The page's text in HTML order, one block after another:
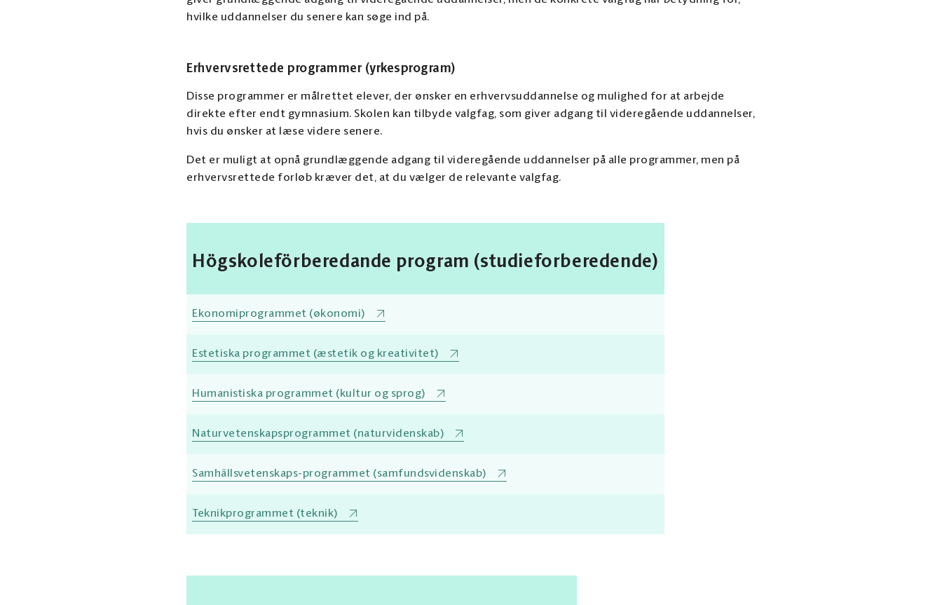
hvilke uddannelser du senere kan søge ind på.
Erhvervsrettede programmer (yrkesprogram)
Disse programmer er målrettet elever, der ønsker en erhvervsuddannelse og mulighed for at arbejde
direkte efter endt gymnasium. Skolen kan tilbyde valgfag, som giver adgang til videregående uddannelser,
hvis du ønsker at læse videre senere.
Det er muligt at opnå grundlæggende adgang til videregående uddannelser på alle programmer, men på
erhvervsrettede forløb kræver det, at du vælger de relevante valgfag.
Högskoleförberedande program (studieforberedende)
Ekonomiprogrammet (økonomi)
Estetiska programmet (æstetik og kreativitet)
Humanistiska programmet (kultur og sprog)
Naturvetenskapsprogrammet (naturvidenskab)
Samhällsvetenskaps-programmet (samfundsvidenskab)
Teknikprogrammet (teknik)